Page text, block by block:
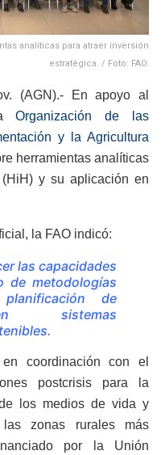
analíticas para atraer inversión
estratégica. / Foto: FAO.
(AGN).- En apoyo al
Organización de las
y la Agricultura
herramientas analíticas
y su aplicación en
la FAO indicó:
las capacidades
de metodologías
de
sistemas
coordinación con el
postcrisis para la
los medios de vida y
zonas rurales más
por la Unión